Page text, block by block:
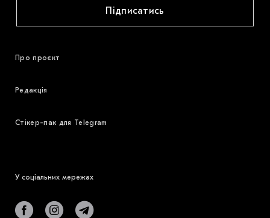
Підписатись
Про проєкт
Редакція
Стікер-пак для Telegram
У соціальних мережах